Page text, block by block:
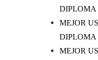
DIPLOMA
MEJOR
DIPLOMA
MEJOR